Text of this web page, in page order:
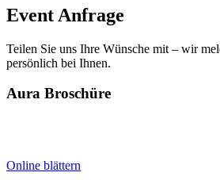
Event Anfrage
Teilen Sie uns Ihre Wünsche mit – wir
persönlich bei Ihnen.
Aura Broschüre
Online blättern